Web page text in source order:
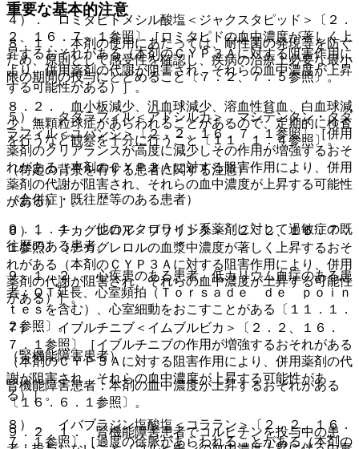
４）． ロミタピドメシル酸塩＜ジャクスタピッド＞〔２．
２、１６．７．１参照〕［ロミタピドの血中濃度が著しく上
昇するおそれがある（本剤のＣＹＰ３Ａに対する阻害作用に
より、併用薬剤の代謝が阻害され、それらの血中濃度が上昇
する可能性がある）］。
５）． タダラフィル＜アドシルカ＞、マシテンタン・タダ
ラフィル＜ユバンシ＞〔２．２、１６．７．１参照〕［併用
薬剤のクリアランスが高度に減少しその作用が増強するおそ
れがある（本剤のＣＹＰ３Ａに対する阻害作用により、併用
薬剤の代謝が阻害され、それらの血中濃度が上昇する可能性
がある）］。
６）． チカグレロル＜ブリリンタ＞〔２．２、１６．７．
１参照〕［チカグレロルの血漿中濃度が著しく上昇するおそ
れがある（本剤のＣＹＰ３Ａに対する阻害作用により、併用
薬剤の代謝が阻害され、それらの血中濃度が上昇する可能性
がある）］。
７）． イブルチニブ＜イムブルビカ＞〔２．２、１６．
７．１参照〕［イブルチニブの作用が増強するおそれがある
（本剤のＣＹＰ３Ａに対する阻害作用により、併用薬剤の代
謝が阻害され、それらの血中濃度が上昇する可能性があ
る）］。
８）． イバブラジン塩酸塩＜コララン＞〔２．２、１６．
７．１参照〕［過度の徐脈があらわれることがある（本剤の
重要な基本的注意
８．１． 本剤の使用にあたっては、耐性菌の発現等を防ぐ
ため、原則として感受性を確認し、疾病の治療上必要な最小
限の期間の投与にとどめること〔７．２、７．５参照〕。
８．２． 血小板減少、汎血球減少、溶血性貧血、白血球減
少、無顆粒球症があらわれることがあるので、定期的に検査
を行うなど観察を十分に行うこと〔１１．１．４参照〕。
（特定の背景を有する患者に関する注意）
（合併症・既往歴等のある患者）
９．１．１． 他のマクロライド系薬剤に対して過敏症の既
往歴のある患者。
９．１．２． 心疾患のある患者、低カリウム血症のある患
者：ＱＴ延長、心室頻拍（Ｔｏｒｓａｄｅ ｄｅ ｐｏｉｎ
ｔｅｓを含む）、心室細動をおこすことがある〔１１．１．
２参照〕。
（腎機能障害患者）
腎機能障害患者：本剤の血中濃度が上昇するおそれがある
〔１６．６．１参照〕。
９．２．１． 腎機能障害患者でコルヒチンを投与中の患